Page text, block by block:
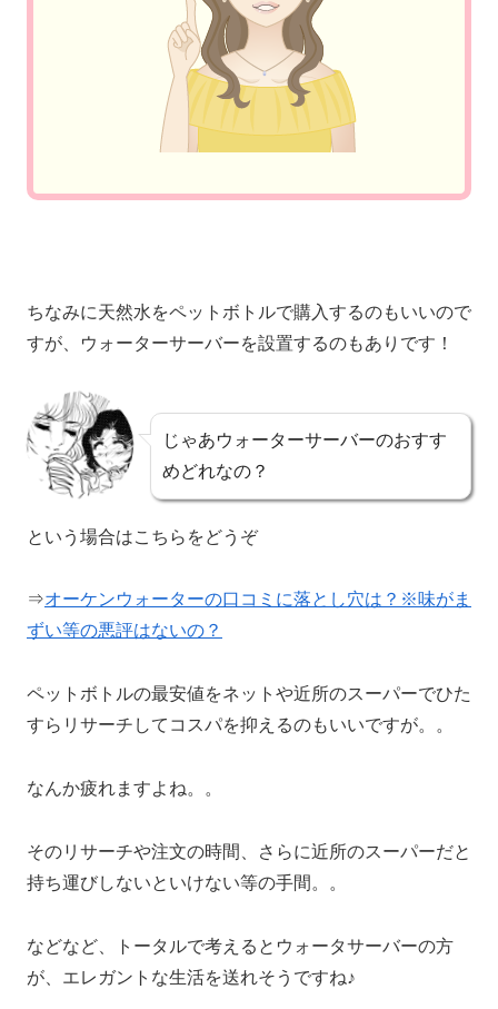
ちなみに天然水をペットボトルで購入するのもいいので
すが、ウォーターサーバーを設置するのもありです！
じゃあウォーターサーバーのおすす
めどれなの？
という場合はこちらをどうぞ
⇒オーケンウォーターの口コミに落とし穴は？※味がま
ずい等の悪評はないの？
ペットボトルの最安値をネットや近所のスーパーでひた
すらリサーチしてコスパを抑えるのもいいですが。。
なんか疲れますよね。。
そのリサーチや注文の時間、さらに近所のスーパーだと
持ち運びしないといけない等の手間。。
などなど、トータルで考えるとウォータサーバーの方
が、エレガントな生活を送れそうですね♪